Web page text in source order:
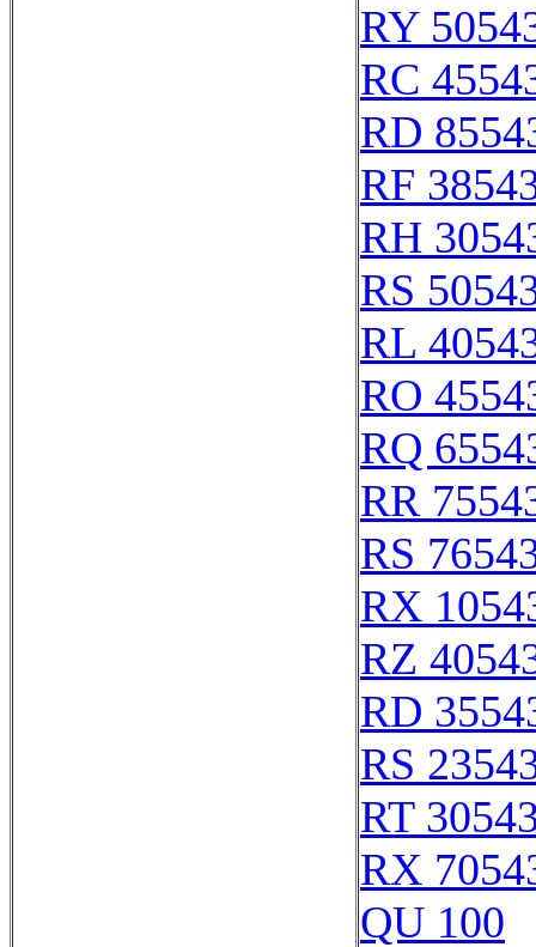
RY
RC
RD
RF
RH
RS
RL
RO
RQ
RR
RS
RX
RZ
RD
RS
RT
RX
QU 100